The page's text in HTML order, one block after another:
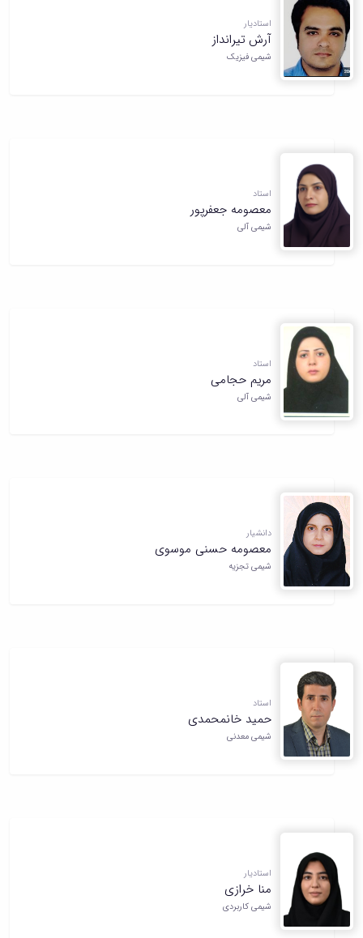
استادیار
آرش تیرانداز
شیمی فیزیک
استاد
معصومه جعفرپور
شیمی آلی
استاد
مریم حجامی
شیمی آلی
دانشیار
معصومه حسنی موسوی
شیمی تجزیه
استاد
حمید خانمحمدی
شیمی معدنی
استادیار
منا خرازی
شیمی کاربردی